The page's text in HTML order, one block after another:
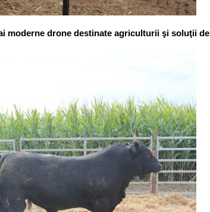
moderne drone destinate agriculturii şi soluţii de